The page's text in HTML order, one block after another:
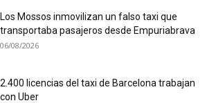
Los Mossos inmovilizan un falso taxi que
transportaba pasajeros desde Empuriabrava
06/08/2026
2.400 licencias del taxi de Barcelona trabajan
con Uber